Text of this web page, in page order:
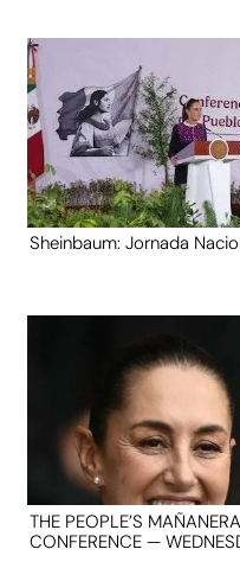
Sheinbaum: Jornada
THE PEOPLE’S
CONFERENCE —